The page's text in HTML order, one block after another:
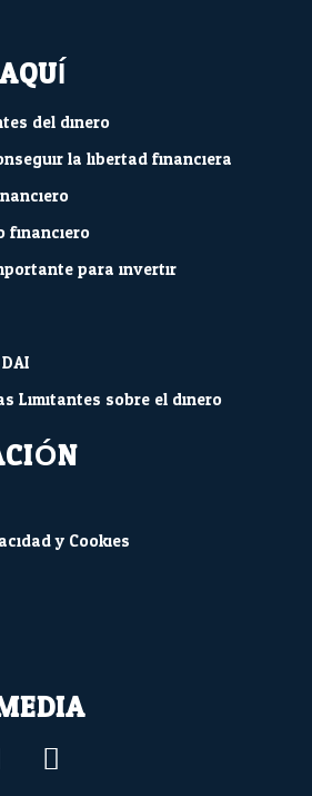
del dinero
la libertad financiera
financiero
para invertir
Limitantes sobre el dinero
y Cookies